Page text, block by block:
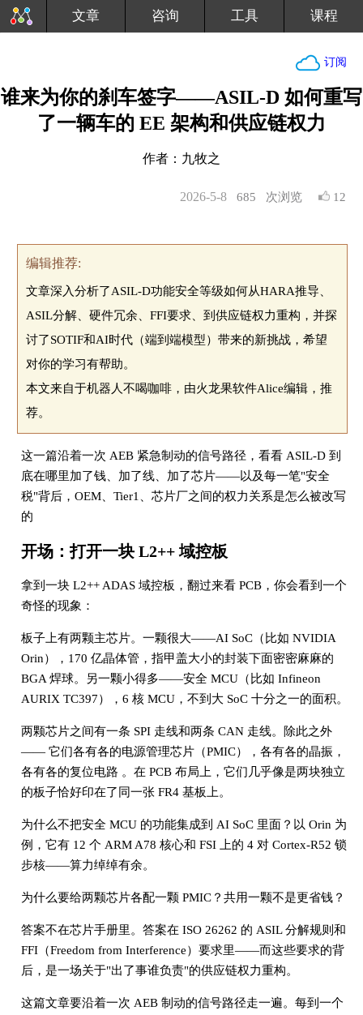
文章 咨询 工具 课程
订阅
谁来为你的刹车签字——ASIL-D 如何重写
了一辆车的 EE 架构和供应链权力
作者：九牧之
685 次浏览 12
2026-5-8
编辑推荐:
文章深入分析了ASIL-D功能安全等级如何从HARA推导、
ASIL分解、硬件冗余、FFI要求、到供应链权力重构，并探
讨了SOTIF和AI时代（端到端模型）带来的新挑战，希望
对你的学习有帮助。
本文来自于机器人不喝咖啡，由火龙果软件Alice编辑，推
荐。
这一篇沿着一次 AEB 紧急制动的信号路径，看看 ASIL-D 到
底在哪里加了钱、加了线、加了芯片——以及每一笔"安全
税"背后，OEM、Tier1、芯片厂之间的权力关系是怎么被改写
的
开场：打开一块 L2++ 域控板
拿到一块 L2++ ADAS 域控板，翻过来看 PCB，你会看到一个
奇怪的现象：
板子上有两颗主芯片。一颗很大——AI SoC（比如 NVIDIA
Orin），170 亿晶体管，指甲盖大小的封装下面密密麻麻的
BGA 焊球。另一颗小得多——安全 MCU（比如 Infineon
AURIX TC397），6 核 MCU，不到大 SoC 十分之一的面积。
两颗芯片之间有一条 SPI 走线和两条 CAN 走线。除此之外
—— 它们各有各的电源管理芯片（PMIC），各有各的晶振，
各有各的复位电路 。在 PCB 布局上，它们几乎像是两块独立
的板子恰好印在了同一张 FR4 基板上。
为什么不把安全 MCU 的功能集成到 AI SoC 里面？以 Orin 为
例，它有 12 个 ARM A78 核心和 FSI 上的 4 对 Cortex-R52 锁
步核——算力绰绰有余。
为什么要给两颗芯片各配一颗 PMIC？共用一颗不是更省钱？
答案不在芯片手册里。答案在 ISO 26262 的 ASIL 分解规则和
FFI（Freedom from Interference）要求里——而这些要求的背
后，是一场关于"出了事谁负责"的供应链权力重构。
这篇文章要沿着一次 AEB 制动的信号路径走一遍。每到一个